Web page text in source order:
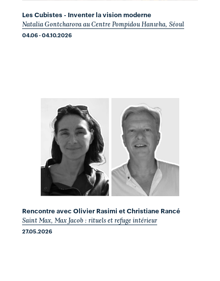
Les Cubistes - Inventer la vision moderne
Natalia Gontcharova au Centre Pompidou Hanwha, Séoul
04.06 - 04.10.2026
Rencontre avec Olivier Rasimi et Christiane Rancé
Saint Max, Max Jacob : rituels et refuge intérieur
27.05.2026